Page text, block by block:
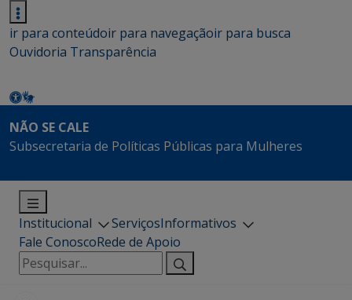
ir para conteúdoir para navegaçãoir para busca
Ouvidoria Transparência
NÃO SE CALE
Subsecretaria de Políticas Públicas para Mulheres
Institucional ServiçosInformativos
Fale ConoscoRede de Apoio
Pesquisar
por: